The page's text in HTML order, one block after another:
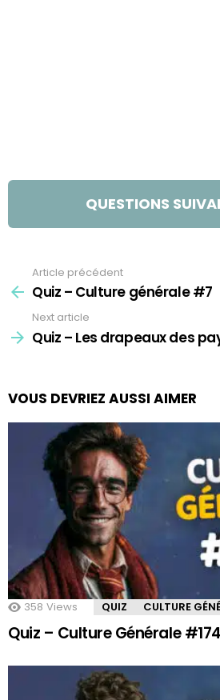
QUESTIONS
more
Article précédent
Quiz – Culture générale #7
Next article
Quiz – Les drapeaux des
VOUS DEVRIEZ AUSSI AIMER
358 Views QUIZ CULTURE
Quiz – Culture Générale #174